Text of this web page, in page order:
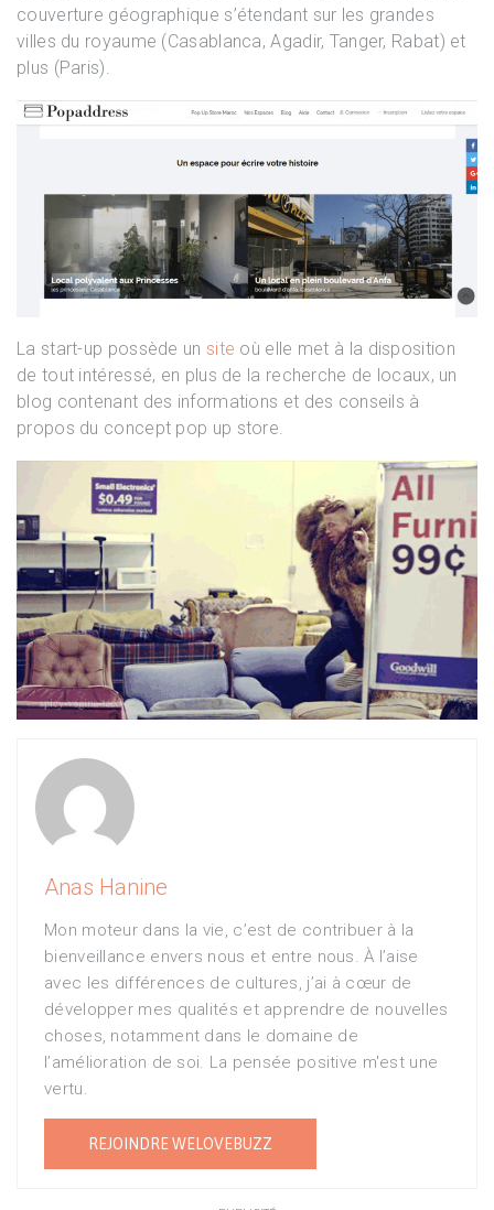
couverture géographique s’étendant sur les grandes
villes du royaume (Casablanca, Agadir, Tanger, Rabat) et
plus (Paris).
La start-up possède un site où elle met à la disposition
de tout intéressé, en plus de la recherche de locaux, un
blog contenant des informations et des conseils à
propos du concept pop up store.
Anas Hanine
Mon moteur dans la vie, c’est de contribuer à la
bienveillance envers nous et entre nous. À l’aise
avec les différences de cultures, j’ai à cœur de
développer mes qualités et apprendre de nouvelles
choses, notamment dans le domaine de
l’amélioration de soi. La pensée positive m'est une
vertu.
REJOINDRE WELOVEBUZZ